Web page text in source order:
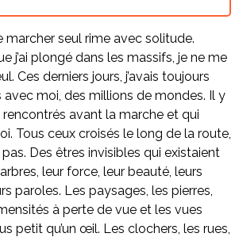
seul rime avec solitude.
j’ai plongé dans les massifs, je ne me
Ces derniers jours, j’avais toujours
avec moi, des millions de mondes. Il y
rencontrés avant la marche et qui
Tous ceux croisés le long de la route,
Des êtres invisibles qui existaient
leur force, leur beauté, leurs
paroles. Les paysages, les pierres,
à perte de vue et les vues
petit qu’un œil. Les clochers, les rues,